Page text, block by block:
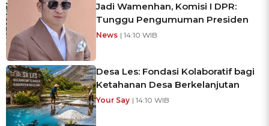
Jadi Wamenhan, Komisi I DPR:
Tunggu Pengumuman Presiden
News | 14:10 WIB
Desa Les: Fondasi Kolaboratif bagi
Ketahanan Desa Berkelanjutan
Your Say | 14:10 WIB